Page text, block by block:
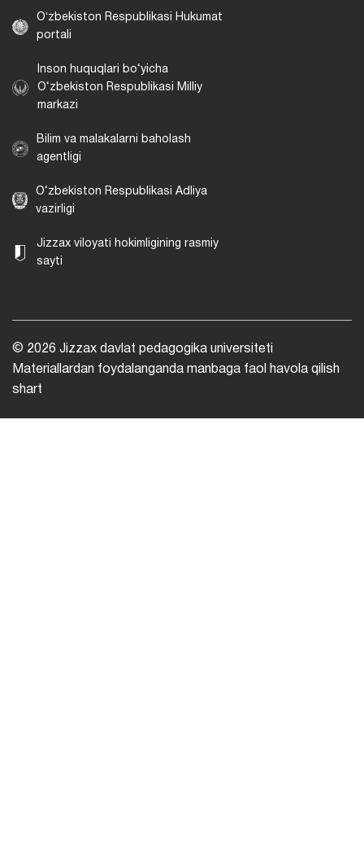
Oʻzbekiston Respublikasi Hukumat
portali
Inson huquqlari bo‘yicha
O‘zbekiston Respublikasi Milliy
markazi
Bilim va malakalarni baholash
agentligi
O‘zbekiston Respublikasi Adliya
vazirligi
Jizzax viloyati hokimligining rasmiy
sayti
© 2026 Jizzax davlat pedagogika universiteti
Materiallardan foydalanganda manbaga faol havola qilish
shart